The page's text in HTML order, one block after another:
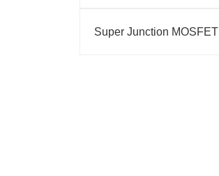
Super Junction MOSFET